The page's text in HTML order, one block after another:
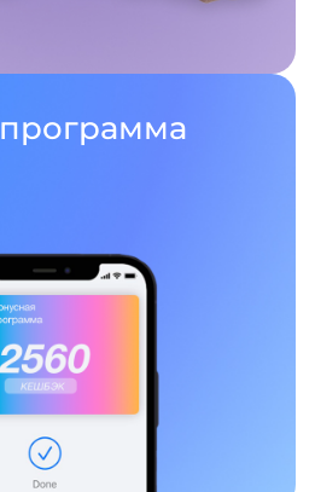
программа
раз в 2 недели